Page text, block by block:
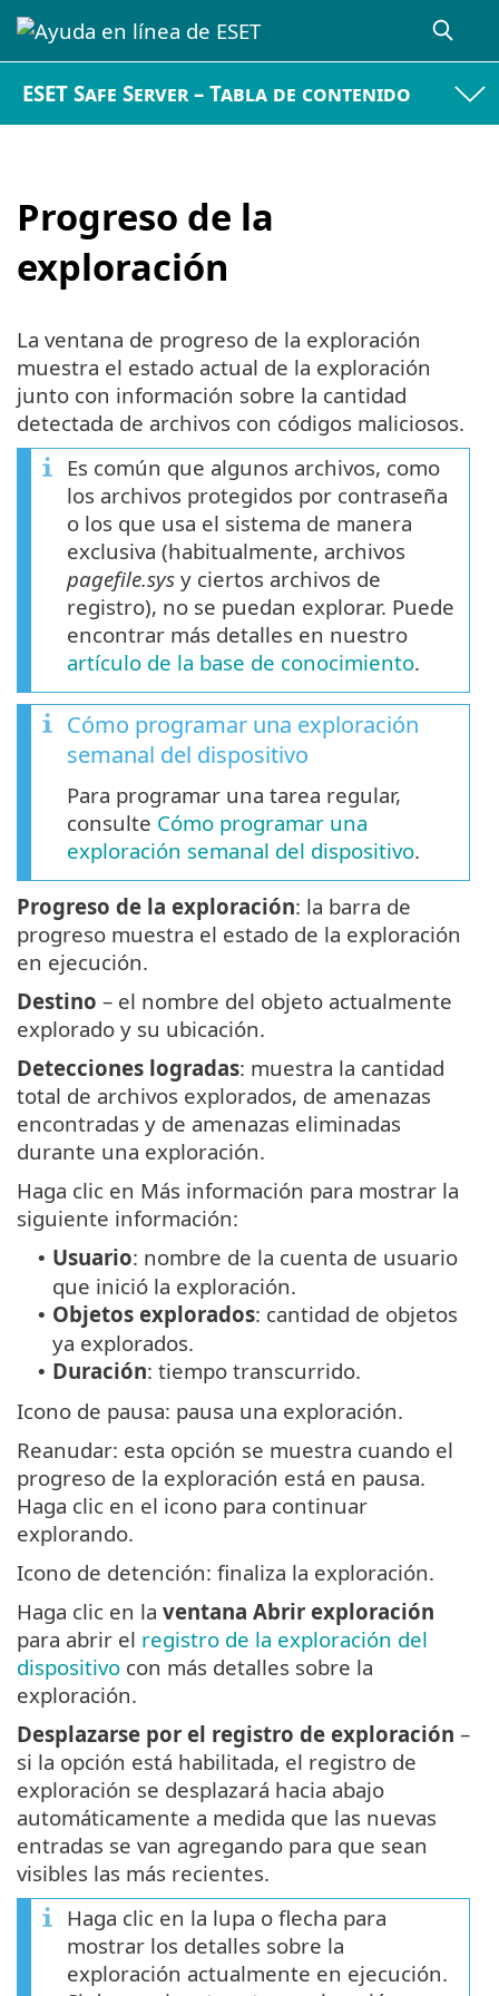
ESET Safe Server – Tabla de contenido
Progreso de la
exploración
La ventana de progreso de la exploración
muestra el estado actual de la exploración
junto con información sobre la cantidad
detectada de archivos con códigos maliciosos.
Es común que algunos archivos, como
los archivos protegidos por contraseña
o los que usa el sistema de manera
exclusiva (habitualmente, archivos
pagefile.sys y ciertos archivos de
registro), no se puedan explorar. Puede
encontrar más detalles en nuestro
artículo de la base de conocimiento.
Cómo programar una exploración
semanal del dispositivo
Para programar una tarea regular,
consulte Cómo programar una
exploración semanal del dispositivo.
Progreso de la exploración: la barra de
progreso muestra el estado de la exploración
en ejecución.
Destino – el nombre del objeto actualmente
explorado y su ubicación.
Detecciones logradas: muestra la cantidad
total de archivos explorados, de amenazas
encontradas y de amenazas eliminadas
durante una exploración.
Haga clic en Más información para mostrar la
siguiente información:
• Usuario: nombre de la cuenta de usuario
que inició la exploración.
• Objetos explorados: cantidad de objetos
ya explorados.
• Duración: tiempo transcurrido.
Icono de pausa: pausa una exploración.
Reanudar: esta opción se muestra cuando el
progreso de la exploración está en pausa.
Haga clic en el icono para continuar
explorando.
Icono de detención: finaliza la exploración.
Haga clic en la ventana Abrir exploración
para abrir el registro de la exploración del
dispositivo con más detalles sobre la
exploración.
Desplazarse por el registro de exploración –
si la opción está habilitada, el registro de
exploración se desplazará hacia abajo
automáticamente a medida que las nuevas
entradas se van agregando para que sean
visibles las más recientes.
Haga clic en la lupa o flecha para
mostrar los detalles sobre la
exploración actualmente en ejecución.